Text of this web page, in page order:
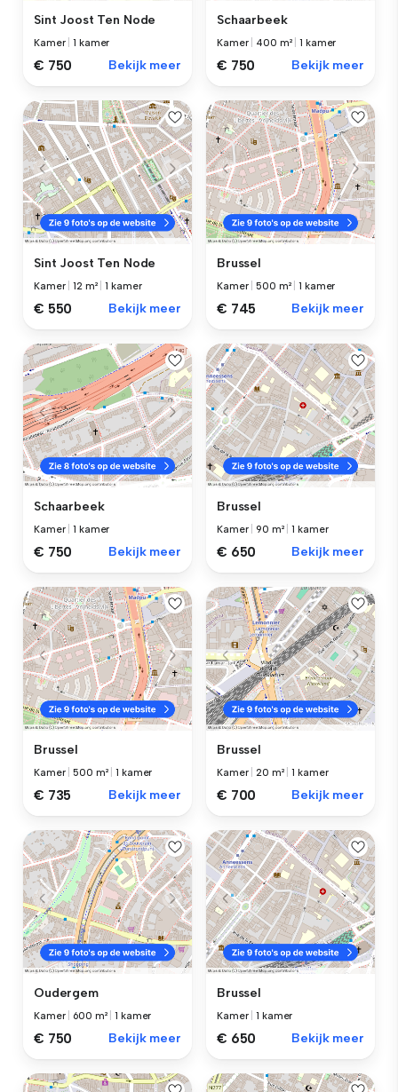
Sint Joost Ten Node
Kamer |1 kamer
€ 750 Bekijk meer
Schaarbeek
Kamer 400 m² |1 kamer
€ 750 Bekijk meer
Sint Joost Ten Node
Kamer |12 m² |1 kamer
€ 550 Bekijk meer
Brussel
Kamer |500 m² |1 kamer
€ 745 Bekijk meer
Schaarbeek
Kamer |1 kamer
€ 750 Bekijk meer
Brussel
Kamer |90 m² |1 kamer
€ 650 Bekijk meer
Brussel
Kamer |500 m² |1 kamer
€ 735 Bekijk meer
Brussel
Kamer |20 m² |1 kamer
€ 700 Bekijk meer
Oudergem
Kamer 600 m² |1 kamer
€ 750 Bekijk meer
Brussel
Kamer |1 kamer
€ 650 Bekijk meer